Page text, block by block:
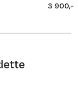
3 900,-